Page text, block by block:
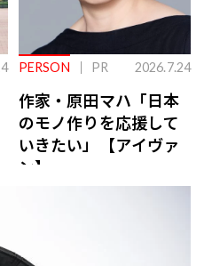
PERSON PR 2026.7.24
作家・原田マハ「日本
のモノ作りを応援して
いきたい」【アイヴァ
ン】